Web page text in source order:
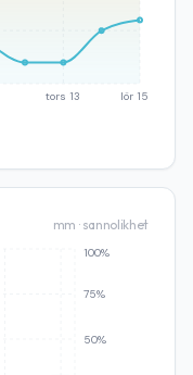
tors 13 lör 15
mm · sannolikhet
50%
75%
100%